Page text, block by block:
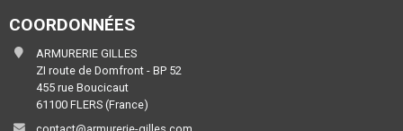
COORDONNÉES
ARMURERIE GILLES
ZI route de Domfront - BP 52
455 rue Boucicaut
61100 FLERS (France)